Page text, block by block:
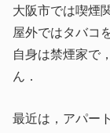
大阪市では喫煙
屋外ではタバコ
自身は禁煙家で
ん．
最近は，アパー